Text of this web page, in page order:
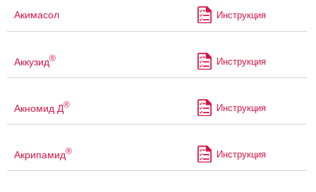
Акимасол Инструкция
Аккузид® Инструкция
Акномид Д® Инструкция
Акрипамид® Инструкция